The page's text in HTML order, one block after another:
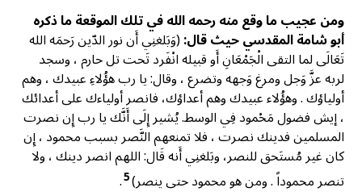
ومن عجيب ما وقع منه رحمه الله في تلك الموقعة ما ذكره
أبو شامة المقدسي حيث قال:(وَبَلغنِي أَن نور الدّين رَحمَه الله
تَعَالَى لما التقى الْجَمْعَانِ أَو قبيله انْفَرد تَحت تل حارم ، وسجد
لربه عزَّ وَجل ومرغ وَجهه وتضرع ، وقال: يا رب هؤُلاءِ عبيدك ، وهم
أولياؤك . وهؤُلاء عبيدك وهم أعداؤك، فانصر أولياءك على أعدائك
، إيش فضول مَحْمود فِي الوسط. يُشير إِلَى أَنَّك يا رب إِن نصرت
المسلمين فدينك نصرت ، فلا تمنعهم النَّصر بسبب محمود ، إِن
كان غير مُستَحق للنصر، وبَلغنِي أَنه قَال: اللهم انصر دينك ، ولا
تنصر محموداً . ومن هو محمود حتى ينصر)5
.